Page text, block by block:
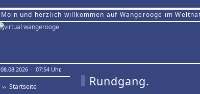
Moin und herzlich willkommen auf Wangerooge im
08.08.2026 · 07:54 Uhr.
›› Startseite
Rundgang.